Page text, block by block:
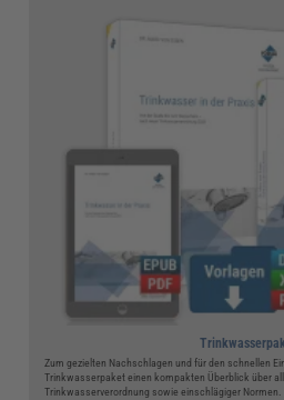
Zum gezielten Nachschlagen und für den schnellen
Trinkwasserpaket einen kompakten Überblick über
Trinkwasserverordnung sowie einschlägiger Normen.